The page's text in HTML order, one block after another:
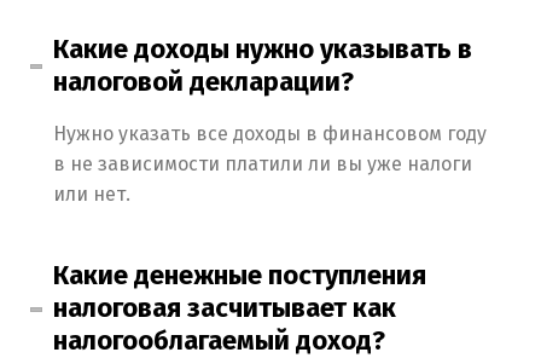
Какие доходы нужно указывать в
налоговой декларации?
Нужно указать все доходы в финансовом году
в не зависимости платили ли вы уже налоги
или нет.
Какие денежные поступления
налоговая засчитывает как
налогооблагаемый доход?